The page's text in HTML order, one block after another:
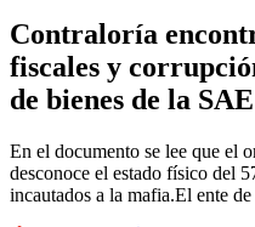
Contraloría
fiscales y
de bienes de la SAE
En el documento se lee que el
desconoce el estado físico del
incautados a la mafia.El ente